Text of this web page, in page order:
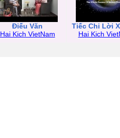
Điếu Văn
Hai Kich VietNam
Tiếc Chi Lời
Hai Kich